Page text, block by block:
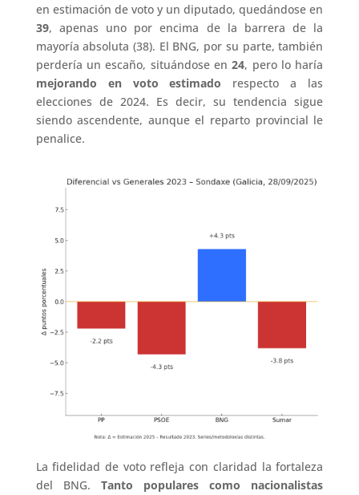
en estimación de voto y un diputado, quedándose en
39, apenas uno por encima de la barrera de la
mayoría absoluta (38). El BNG, por su parte, también
perdería un escaño, situándose en24, pero lo haría
mejorando en voto estimado respecto a las
elecciones de 2024. Es decir, su tendencia sigue
siendo ascendente, aunque el reparto provincial le
penalice.
La fidelidad de voto refleja con claridad la fortaleza
del BNG. Tanto populares como nacionalistas